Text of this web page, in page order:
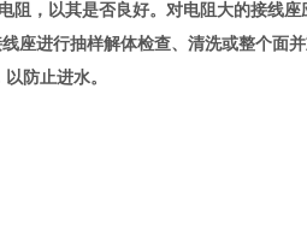
，以其是否良好。对电阻大的接线座
进行抽样解体检查、清洗或整个面
防止进水。